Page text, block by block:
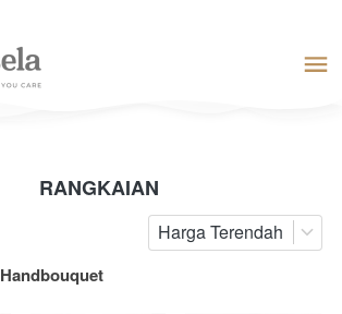
RANGKAIAN
Harga Terendah
Handbouquet